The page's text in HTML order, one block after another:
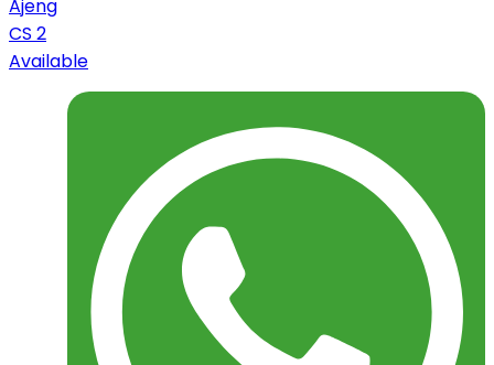
Ajeng
CS 2
Available